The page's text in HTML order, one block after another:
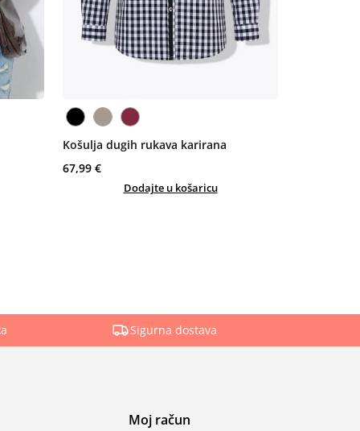
Košulja dugih rukava karirana
67,99 €
Dodajte u košaricu
Sigurna dostava
Moj račun